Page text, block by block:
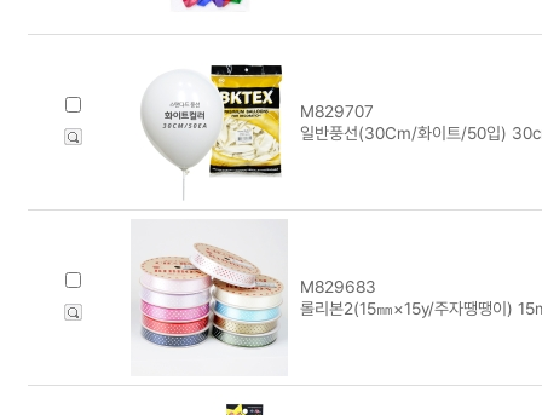
M829707
일반풍선(30Cm/화이트/50입)
M829683
롤리본2(15㎜×15y/주자땡땡이)